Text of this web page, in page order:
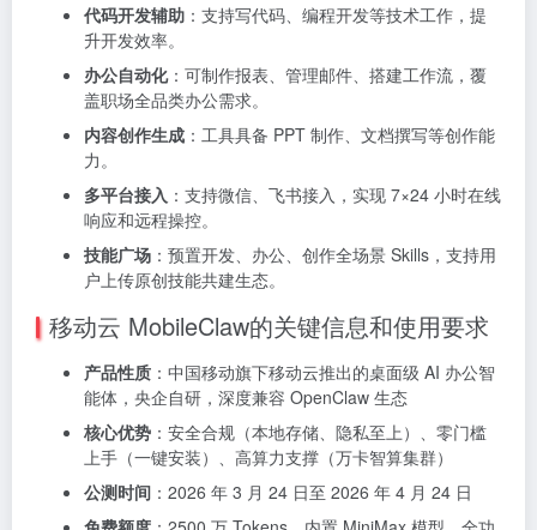
代码开发辅助 ：支持写代码、编程开发等技术工作，提
升开发效率。
办公自动化：可制作报表、管理邮件、搭建工作流，覆
盖职场全品类办公需求。
内容创作生成 ：工具具备 PPT 制作、文档撰写等创作能
力。
多平台接入 ：支持微信、飞书接入，实现 7×24 小时在线
响应和远程操控。
技能广场 ：预置开发、办公、创作全场景 Skills，支持用
户上传原创技能共建生态。
移动云 MobileClaw的关键信息和使用要求
产品性质 ：中国移动旗下移动云推出的桌面级 AI 办公智
能体，央企自研，深度兼容 OpenClaw 生态
核心优势 ：安全合规（本地存储、隐私至上）、零门槛
上手（一键安装）、高算力支撑（万卡智算集群）
公测时间 ：2026 年 3 月 24 日至 2026 年 4 月 24 日